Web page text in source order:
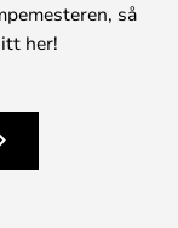
så
her!